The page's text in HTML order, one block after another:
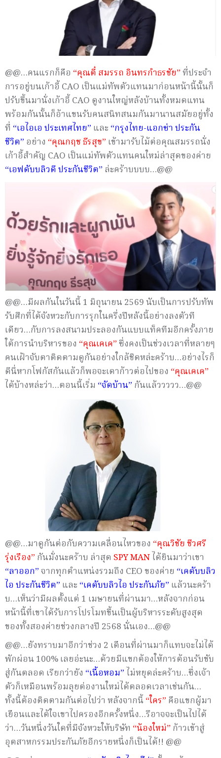
@@…คนแรกก็คือ “คุณตี๋ สมรรถ อินทรกำธรชัย”ที่ประจำ
การอยู่บนเก้าอี้ CAO เป็นแม่ทัพตัวแทนมาก่อนหน้านี้นั้นก็
ปรับขึ้นมานั่งเก้าอี้ CAO ดูงานใหญ่หลังบ้านทั้งหมดแทน
พร้อมกันนั้นก็อ้าแขนรับคนสนิทสนมกันมานานสมัยอยู่ทั้ง
ที่ “เอไอเอ ประเทศไทย” และ “กรุงไทย-แอกซ่า ประกัน
ชีวิต” อย่าง “คุณกฤช ธีรสุข” เข้ามารับไม้ต่อคุณสมรรถนั่ง
เก้าอี้สำคัญ CAO เป็นแม่ทัพตัวแทนคนใหม่ล่าสุดของค่าย
“เอฟดับบลิวดี ประกันชีวิต” ล่ะคร้าบบบบ…@@
@@…มีผลกันในวันนี้ 1 มิถุนายน 2569 นับเป็นการปรับทัพ
รับศึกที่ได้จังหวะกับการรุกในครึ่งปีหลังนี้อย่างลงตัวที
เดียว…กับการลงสนามประลองกันแบบแท็คทีมอีกครั้งภาย
ใต้การนำบริหารของ “คุณเคเค”ซึ่งคงเป็นช่วงเวลาที่หลายๆ
คนเฝ้าจับตาติดตามดูกันอย่างใกล้ชิดหล่ะคร้าบ…อย่างไรก็
ดีนี่หากโฟกัสกันแล้วก็พอจะเดาก้าวต่อไปของ “คุณเคเค”
ได้บ้างหล่ะว่า…ตอนนี้เริ่ม “จัดบ้าน” กันแล้ววววว…@@
@@…มาดูกันต่อกับความเคลื่อนไหวของ “คุณวิชัย ชีวศรี
รุ่งเรือง” กันมั่งนะคร้าบ ล่าสุด SPY MAN ได้ยินมาว่าเขา
“ลาออก”จากทุกตำแหน่งรวมถึง CEO ของค่าย “เคดับบลิว
ไอ ประกันชีวิต” และ “เคดับบลิวไอ ประกันภัย” แล้วนะคร้า
บ…เห็นว่ามีผลตั้งแต่ 1 เมษายนที่ผ่านมา…หลังจากก่อน
หน้านี้ที่เขาได้รับการโปรโมทขึ้นเป็นผู้บริหารระดับสูงสุด
ของทั้งสองค่ายช่วงกลางปี 2568 นั่นเอง…@@
@@…ยังทราบมาอีกว่าช่วง 2 เดือนที่ผ่านมาก็แทบจะไม่ได้
พักผ่อน 100% เลยอ่ะนะ…ด้วยมีแขกต้องให้การต้อนรับขับ
สู่กันตลอด เรียกว่ายัง “เนื้อหอม” ไม่หยุดล่ะคร้าบ…ซึ่งเจ้า
ตัวก็เหมือนพร้อมลุยต่องานใหม่ได้ตลอดเวลาเช่นกัน…
ทั้งนี้ต้องติดตามกันต่อไปว่า หลังจากนี้ “ใคร” คือแขกผู้มา
เยือนและได้ใจเขาไปครองอีกครั้งหนึ่ง…รึอาจจะเป็นไปได้
ว่า…วันหนึ่งวันใดที่มีจังหวะให้บริษัท “น้องใหม่” ก้าวเข้าสู่
อุตสาหกรรมประกันภัยอีกรายหนึ่งก็เป็นได้!! @@